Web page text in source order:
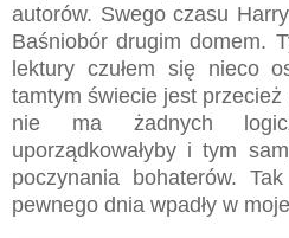
autorów. Swego czasu
Baśniobór drugim domem.
lektury czułem się nieco
tamtym świecie jest
nie ma żadnych
uporządkowałyby i tym
poczynania bohaterów.
pewnego dnia wpadły w